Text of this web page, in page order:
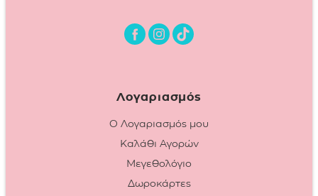
Λογαριασμός
Ο Λογαριασμός μου
Καλάθι Αγορών
Μεγεθολόγιο
Δωροκάρτες